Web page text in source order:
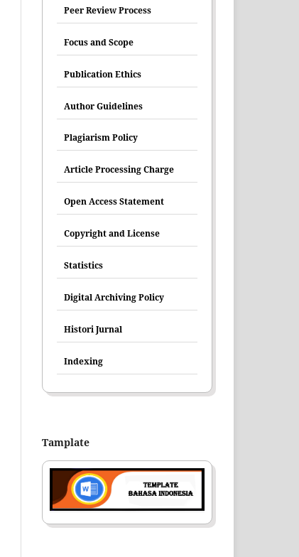
Peer Review Process
Focus and Scope
Publication Ethics
Author Guidelines
Plagiarism Policy
Article Processing Charge
Open Access Statement
Copyright and License
Statistics
Digital Archiving Policy
Histori Jurnal
Indexing
Tamplate